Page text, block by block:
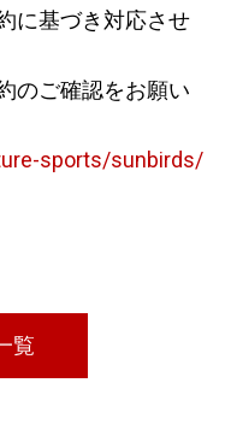
に基づき対応させ
のご確認をお願い
sports/sunbirds/
覧